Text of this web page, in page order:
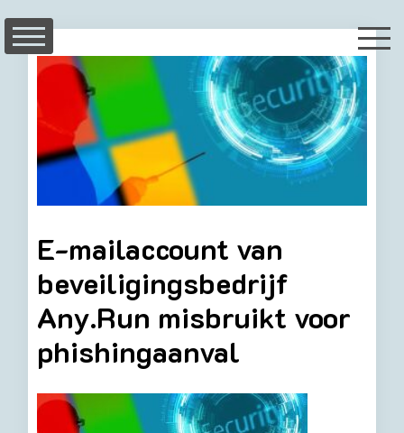
content
E-mailaccount van
beveiligingsbedrijf
Any.Run misbruikt voor
phishingaanval